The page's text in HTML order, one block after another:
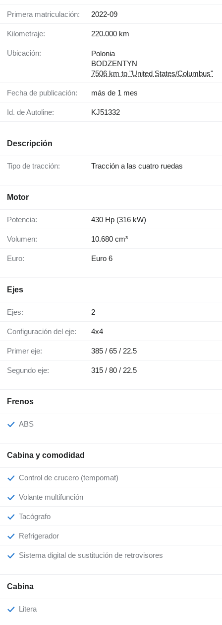
Primera matriculación: 2022-09
Kilometraje: 220.000 km
Ubicación:
Polonia
BODZENTYN
7506 km to "United States/Columbus"
Fecha de publicación: más de 1 mes
Id. de Autoline: KJ51332
Descripción
Tipo de tracción: Tracción a las cuatro ruedas
Motor
Potencia: 430 Hp (316 kW)
Volumen: 10.680 cm³
Euro: Euro 6
Ejes
Ejes: 2
Configuración del eje: 4x4
Primer eje: 385 / 65 / 22.5
Segundo eje: 315 / 80 / 22.5
Frenos
ABS
Cabina y comodidad
Control de crucero (tempomat)
Volante multifunción
Tacógrafo
Refrigerador
Sistema digital de sustitución de retrovisores
Cabina
Litera